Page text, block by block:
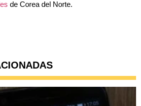
de Corea del Norte.